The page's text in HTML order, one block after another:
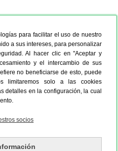
para facilitar el uso de nuestro
a sus intereses, para personalizar
Al hacer clic en "Aceptar y
y el intercambio de sus
no beneficiarse de esto, puede
limitaremos solo a las cookies
detalles en la configuración, la cual
socios